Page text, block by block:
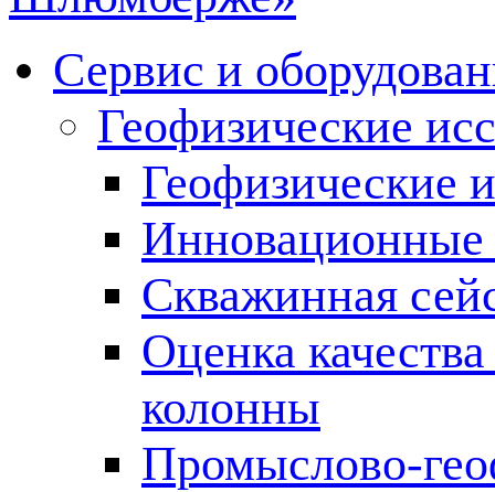
Сервис и
Геофизические
Геофизические
Инновационные
Скважинная
Оценка
колонны
Промыслово-